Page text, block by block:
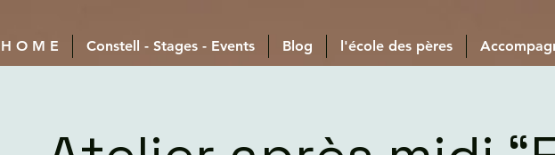
H O M E Constell - Stages - Events Blog l'école des pères